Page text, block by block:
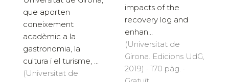
que aporten
coneixement
acadèmic a la
gastronomia, la
cultura i el turisme, ...
(Universitat de
impacts of the
recovery log and
enhan...
(Universitat de
Girona. Edicions UdG,
2019) · 170 pàg. ·